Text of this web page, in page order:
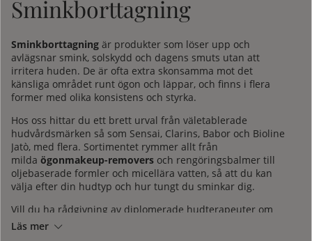
Sminkborttagning
Sminkborttagning är produkter som löser upp och
avlägsnar smink, solskydd och dagens smuts utan att
irritera huden. De är ofta extra skonsamma mot det
känsliga området runt ögon och läppar, och finns i flera
former med olika konsistens och styrka.
Hos oss hittar du ett brett urval från väletablerade
hudvårdsmärken så som Sensai, Clarins, Babor och Bioline
Jatò, med flera. Sortimentet rymmer allt från
milda ögonmakeup-removers och rengöringsbalmer till
oljebaserade formler och micellära vatten, så att du kan
välja efter din hudtyp och hur tungt du sminkar dig.
Vill du ha rådgivning av diplomerade hudterapeuter om
vilka produkter som passar din hudtyp? Kontakta oss på
Läs mer